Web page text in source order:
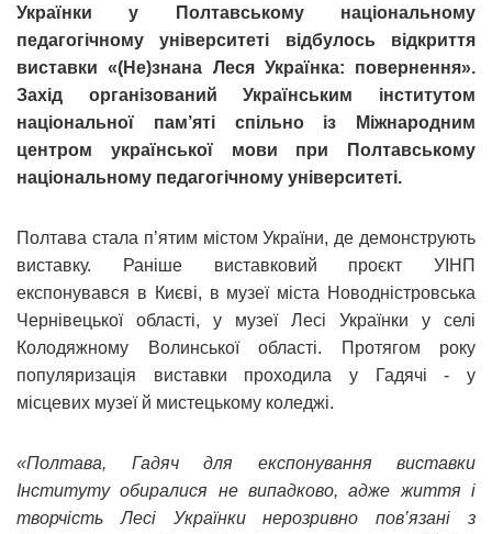
Українки у Полтавському національному
педагогічному університеті відбулось відкриття
виставки «(Не)знана Леся Українка: повернення».
Захід організований Українським інститутом
національної пам’яті спільно із Міжнародним
центром української мови при Полтавському
національному педагогічному університеті.
Полтава стала п’ятим містом України, де демонструють
виставку. Раніше виставковий проєкт УІНП
експонувався в Києві, в музеї міста Новодністровська
Чернівецької області, у музеї Лесі Українки у селі
Колодяжному Волинської області. Протягом року
популяризація виставки проходила у Гадячі - у
місцевих музеї й мистецькому коледжі.
«Полтава, Гадяч для експонування виставки
Інституту обиралися не випадково, адже життя і
творчість Лесі Українки нерозривно пов’язані з